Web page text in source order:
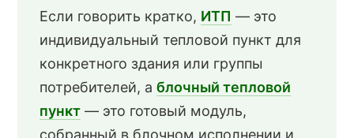
Если говорить кратко, ИТП — это
индивидуальный тепловой пункт для
конкретного здания или группы
потребителей, аблочный тепловой
пункт — это готовый модуль,
собранный в блочном исполнении и